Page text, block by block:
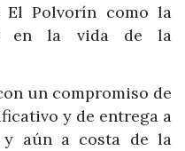
El Polvorín como la
en la vida de la
un compromiso de
y de entrega a
y aún a costa de la